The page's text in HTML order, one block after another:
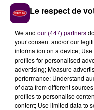
De surcroît, le
dépistage à l'alcool,
milligrammes par litre
moins sur les routes"
gendarmerie du
son permis à
dans l'attente d'une
Le respect de
We and our (447) partners
your consent and/or our
information on a device;
profiles for personalised
advertising; Measure
performance; Understand
of data from different
profiles to personalise
content; Use limited data to